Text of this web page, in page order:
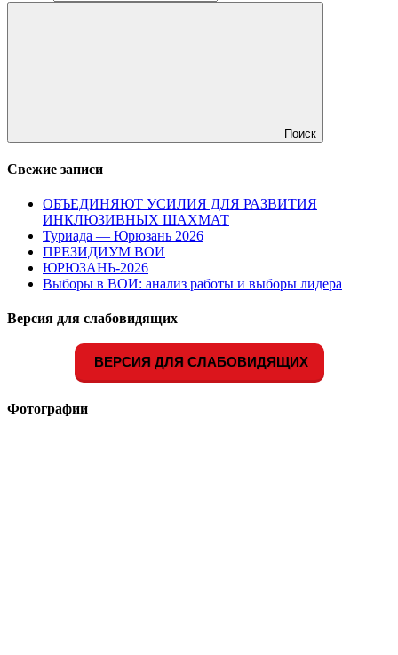
Поиск
Свежие записи
ОБЪЕДИНЯЮТ УСИЛИЯ ДЛЯ РАЗВИТИЯ
ИНКЛЮЗИВНЫХ ШАХМАТ
Туриада — Юрюзань 2026
ПРЕЗИДИУМ ВОИ
ЮРЮЗАНЬ-2026
Выборы в ВОИ: анализ работы и выборы лидера
Версия для слабовидящих
ВЕРСИЯ ДЛЯ СЛАБОВИДЯЩИХ
Фотографии